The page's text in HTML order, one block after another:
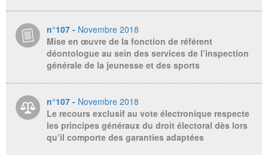
n°107 - Novembre 2018
Mise en œuvre de la fonction de référent
déontologue au sein des services de l’inspection
générale de la jeunesse et des sports
n°107 - Novembre 2018
Le recours exclusif au vote électronique respecte
les principes généraux du droit électoral dès lors
qu’il comporte des garanties adaptées